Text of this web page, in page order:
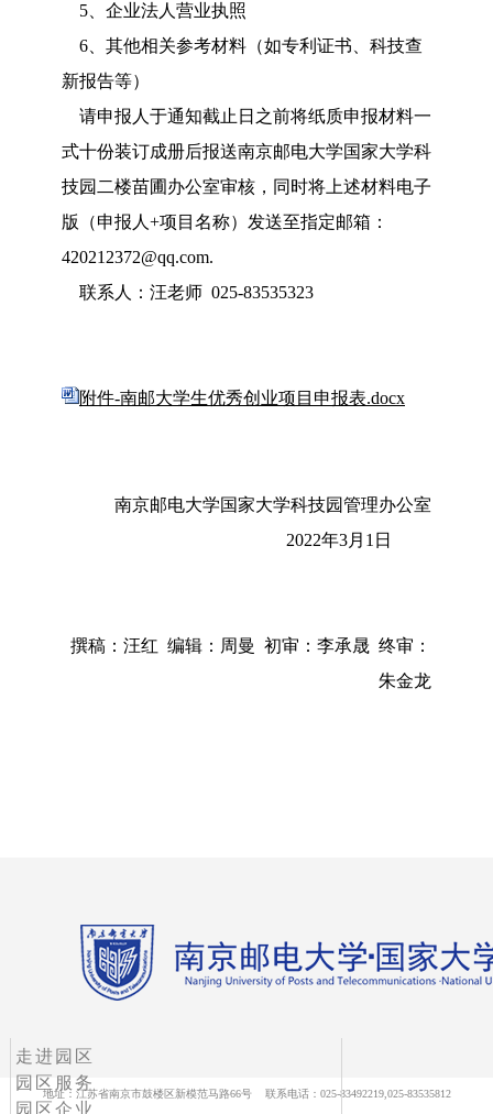
5、企业法人营业执照
6、其他相关参考材料（如专利证书、科技查
新报告等）
请申报人于通知截止日之前将纸质申报材料一
式十份装订成册后报送南京邮电大学国家大学科
技园二楼苗圃办公室审核，同时将上述材料电子
版（申报人+项目名称）发送至指定邮箱：
420212372@qq.com.
联系人：汪老师 025-83535323
附件-南邮大学生优秀创业项目申报表.docx
南京邮电大学国家大学科技园管理办公室
2022年3月1日
撰稿：汪红 编辑：周曼 初审：李承晟 终审：
朱金龙
走进园区
园区服务
园区企业
地址：江苏省南京市鼓楼区新模范马路66号 联系电话：025-83492219,025-83535812